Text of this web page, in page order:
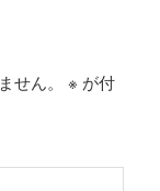
せん。 ※ が付